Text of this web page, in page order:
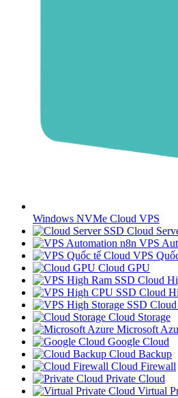
Windows NVMe Cloud VPS
SSD Cloud
VPS
Cloud VPS
Cloud GPU
SSD Cloud
SSD Cloud
SSD
Cloud Storage
Microsoft
Google Cloud
Cloud Backup
Cloud Firewall
Private Cloud
Virtual